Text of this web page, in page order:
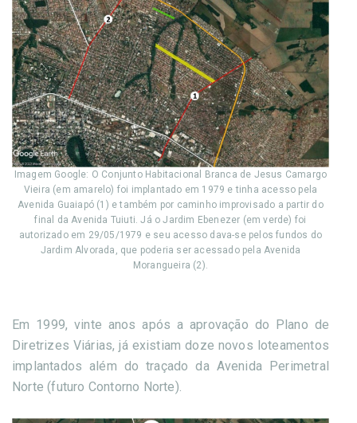
Imagem Google: O Conjunto Habitacional Branca de Jesus Camargo
Vieira (em amarelo) foi implantado em 1979 e tinha acesso pela
Avenida Guaiapó (1) e também por caminho improvisado a partir do
final da Avenida Tuiuti. Já o Jardim Ebenezer (em verde) foi
autorizado em 29/05/1979 e seu acesso dava-se pelos fundos do
Jardim Alvorada, que poderia ser acessado pela Avenida
Morangueira (2).
Em 1999, vinte anos após a aprovação do Plano de
Diretrizes Viárias, já existiam doze novos loteamentos
implantados além do traçado da Avenida Perimetral
Norte (futuro Contorno Norte).